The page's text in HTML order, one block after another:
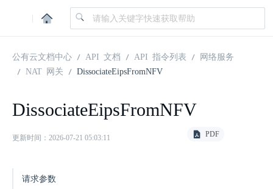
|
公有云文档中心 API 文档 API 指令列表
网络服务
NAT 网关
DissociateEipsFromNFV
DissociateEipsFromNFV
更新时间：2026-07-21 05:03:11 PDF
请求参数